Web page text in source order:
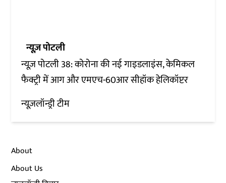
न्यूज़ पोटली
न्यूज़ पोटली 38: कोरोना की नई गाइडलाइंस, केमिकल
फैक्ट्री में आग और एमएच-60आर सीहॉक हेलिकॉप्टर
न्यूज़लॉन्ड्री टीम
About
About Us